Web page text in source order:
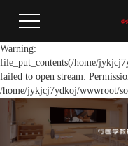
Warning:
file_put_contents(/home/
failed to open stream:
/home/jykjcj7ydkoj/wwwroot/